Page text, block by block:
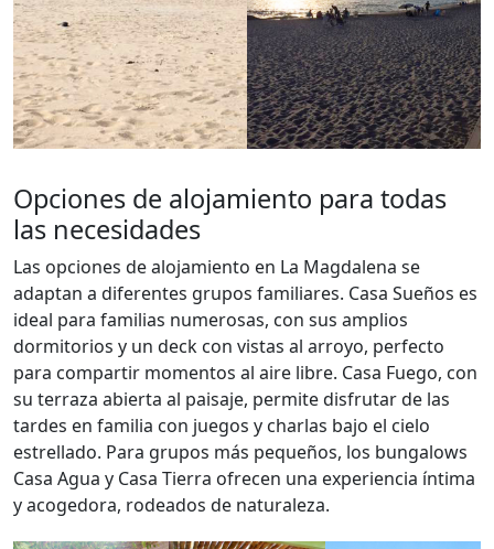
Opciones de alojamiento para todas
las necesidades
Las opciones de alojamiento en La Magdalena se
adaptan a diferentes grupos familiares. Casa Sueños es
ideal para familias numerosas, con sus amplios
dormitorios y un deck con vistas al arroyo, perfecto
para compartir momentos al aire libre. Casa Fuego, con
su terraza abierta al paisaje, permite disfrutar de las
tardes en familia con juegos y charlas bajo el cielo
estrellado. Para grupos más pequeños, los bungalows
Casa Agua y Casa Tierra ofrecen una experiencia íntima
y acogedora, rodeados de naturaleza.